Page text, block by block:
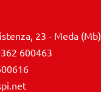
23 - Meda (Mb)
600463